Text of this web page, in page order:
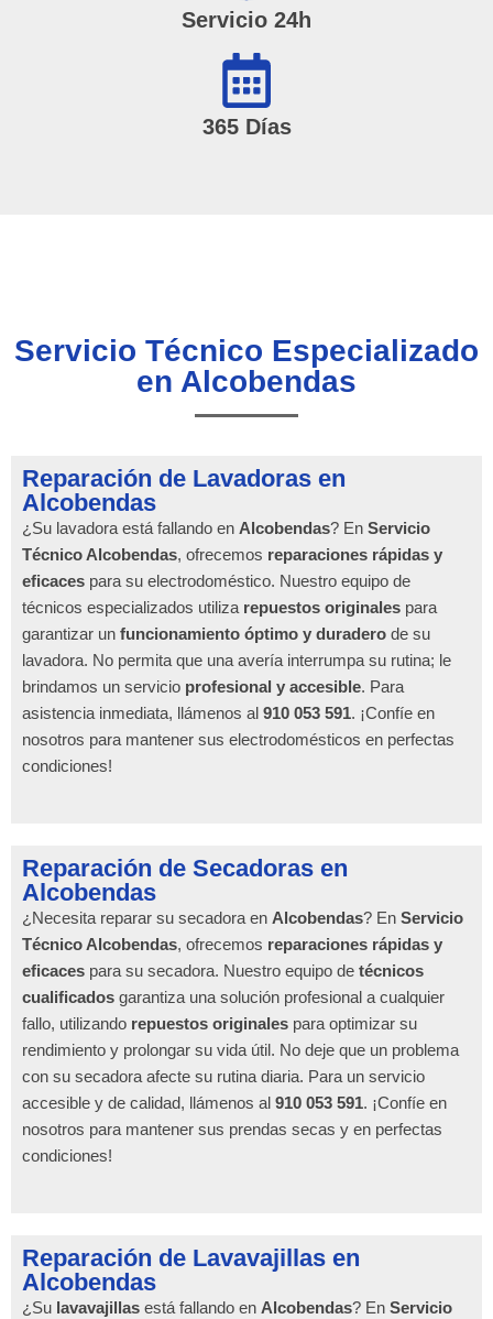
Servicio 24h
365 Días
Servicio Técnico Especializado
en Alcobendas
Reparación de Lavadoras en
Alcobendas
¿Su lavadora está fallando en Alcobendas? En Servicio
Técnico Alcobendas, ofrecemos reparaciones rápidas y
eficaces para su electrodoméstico. Nuestro equipo de
técnicos especializados utiliza repuestos originales para
garantizar un funcionamiento óptimo y duradero de su
lavadora. No permita que una avería interrumpa su rutina; le
brindamos un servicio profesional y accesible. Para
asistencia inmediata, llámenos al 910 053 591. ¡Confíe en
nosotros para mantener sus electrodomésticos en perfectas
condiciones!
Reparación de Secadoras en
Alcobendas
¿Necesita reparar su secadora en Alcobendas? En Servicio
Técnico Alcobendas, ofrecemos reparaciones rápidas y
eficaces para su secadora. Nuestro equipo de técnicos
cualificados garantiza una solución profesional a cualquier
fallo, utilizando repuestos originales para optimizar su
rendimiento y prolongar su vida útil. No deje que un problema
con su secadora afecte su rutina diaria. Para un servicio
accesible y de calidad, llámenos al 910 053 591. ¡Confíe en
nosotros para mantener sus prendas secas y en perfectas
condiciones!
Reparación de Lavavajillas en
Alcobendas
¿Su lavavajillas está fallando en Alcobendas? En Servicio